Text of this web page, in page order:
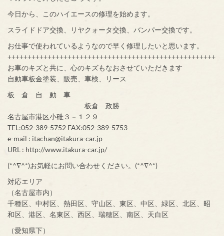
今日から、このハイエースの修理を始めます。
スライドドア交換、リヤクォータ交換、バンパー交換です。
お仕事で使われているようなので早く修理したいと思います。
++++++++++++++++++++++++++++++++++++++++++++++++++++
お車のキズと共に、心のキズもなおさせていただきます
自動車板金塗装、販売、車検、リース
板 倉 自 動 車
板倉 政勝
名古屋市港区小碓３－１２９
TEL:052-389-5752 FAX:052-389-5753
e-mail : itachan@itakura-car.jp
URL : http://www.itakura-car.jp/
(*^∇^*)お気軽にお問い合わせください。(*^∇^*)
対応エリア
（名古屋市内）
千種区、中村区、熱田区、守山区、東区、中区、緑区、北区、昭
和区、港区、名東区、西区、瑞穂区、南区、天白区
（愛知県下）